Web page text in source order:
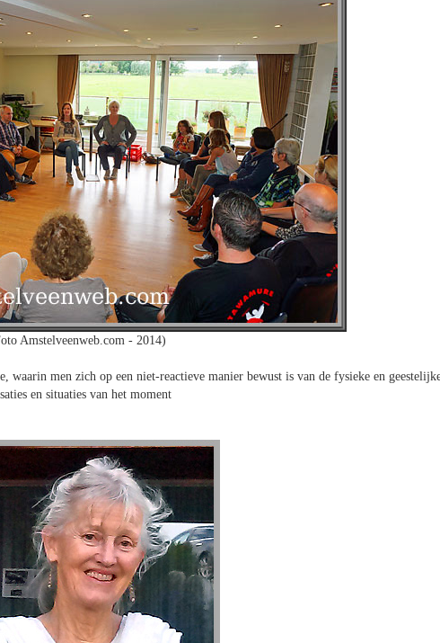
Amstelveenweb.com - 2014)
men zich op een niet-reactieve manier bewust is van de fysieke en
en situaties van het moment